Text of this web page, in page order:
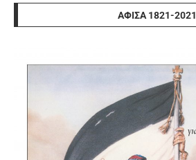
ΑΦΊΣΑ 1821-2021